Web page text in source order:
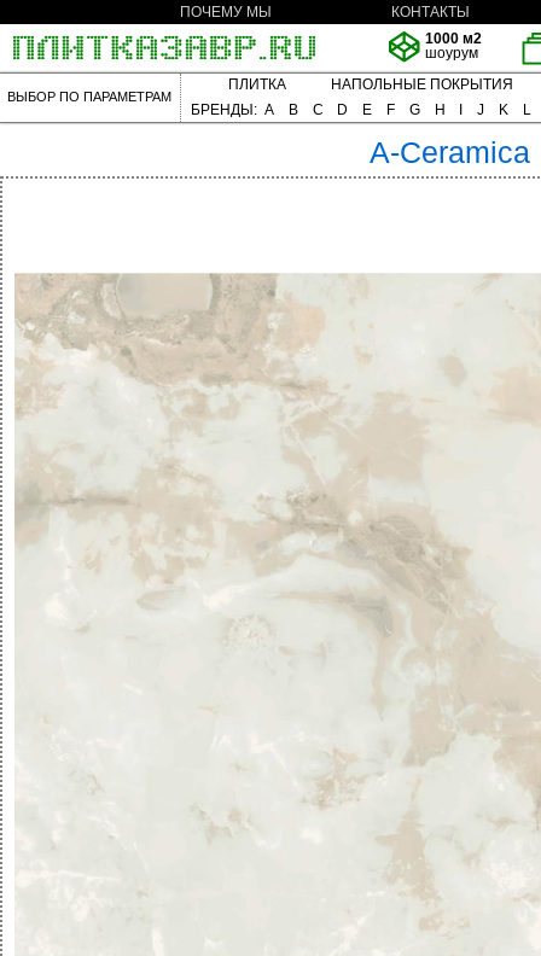
ПОЧЕМУ МЫ
КОНТАКТЫ
1000 м2
шоурум
ВЫБОР ПО ПАРАМЕТРАМ
ПЛИТКА
НАПОЛЬНЫЕ ПОКРЫТИЯ
БРЕНДЫ: A B C D E F G H J K L
A-Ceramica